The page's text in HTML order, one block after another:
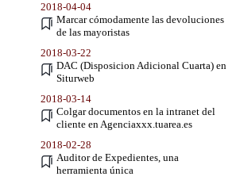
2018-04-04
Marcar cómodamente las devoluciones
de las mayoristas
2018-03-22
DAC (Disposicion Adicional Cuarta) en
Siturweb
2018-03-14
Colgar documentos en la intranet del
cliente en Agenciaxxx.tuarea.es
2018-02-28
Auditor de Expedientes, una
herramienta única